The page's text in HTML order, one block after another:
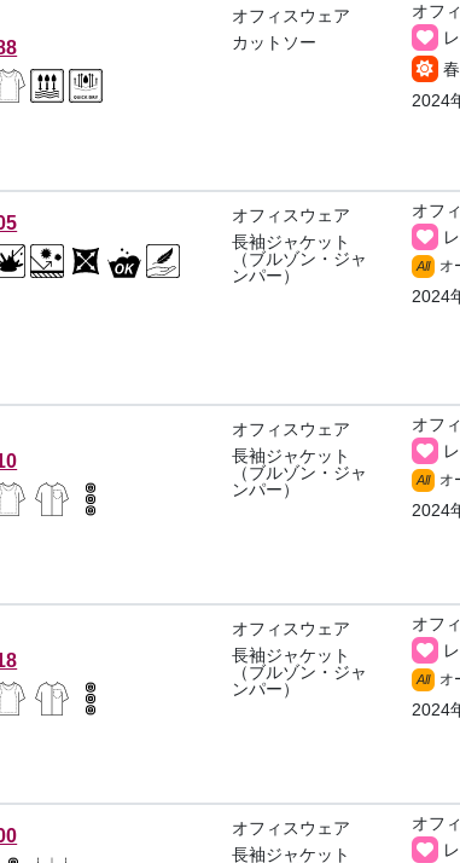
オフィスウェア
カットソー
オフ
2024
オフィスウェア
長袖ジャケット
（ブルゾン・ジャ
ンパー）
オフ
All オ
2024
オフィスウェア
長袖ジャケット
（ブルゾン・ジャ
ンパー）
オフ
All オ
2024
オフィスウェア
長袖ジャケット
（ブルゾン・ジャ
ンパー）
オフ
All オ
2024
オフィスウェア
長袖ジャケット
オフ